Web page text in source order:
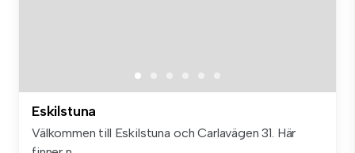
Eskilstuna
Välkommen till Eskilstuna och Carlavägen 31. Här